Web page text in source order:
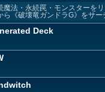
魔法・永続罠・モンスターを
ら《破壊竜ガンドラG》をサ
Deck